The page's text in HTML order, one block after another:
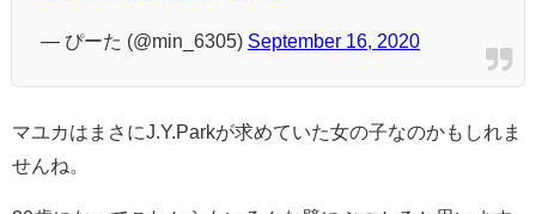
— ぴーた (@min_6305) September 16, 2020
マユカはまさにJ.Y.Parkが求めていた女の子なのかもしれま
せんね。